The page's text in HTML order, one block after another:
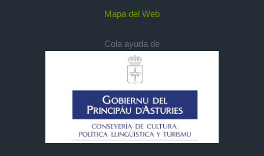
Mapa del Web
Cola ayuda de